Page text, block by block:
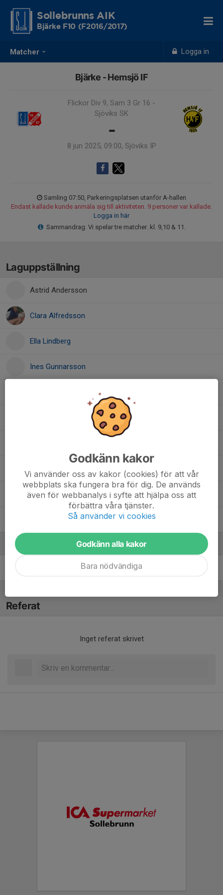
Matcher Logga in
Sollebrunns AIK
Bjärke F10 (F2016/2017)
Bjärke - Hemsjö IF
Flickor Div 9, Sam 3 Gr 16 -
Sjöviks SK
-
8 jun 2025, 09:00, Sjöviks IP
Samling 07:50, Parkeringsplatsen utanför A-hallen
Endast kallade kunde anmäla sig till aktiviteten. 9 personer var kallade.
Logga in här
Sammandrag. Vi spelar tre matcher. kl. 9,10 & 11.
Laguppställning
Astrid Andersson
Clara Alfredsson
Ella Lindberg
Ines Gunnarsson
Vera Johansson
Vilda Gustafsson
Ledare
Tränare
Referat
Inget referat skrivet
Godkänn kakor
Vi använder oss av kakor (cookies) för att vår
webbplats ska fungera bra för dig. De används
även för webbanalys i syfte att hjälpa oss att
förbättra våra tjänster.
Så använder vi cookies
Godkänn alla kakor
Bara nödvändiga